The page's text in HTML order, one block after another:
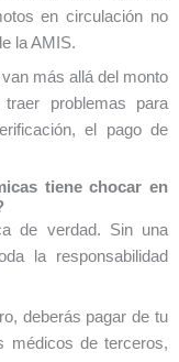
en circulación no
la AMIS.
más allá del monto
problemas para
el pago de
tiene chocar en
de verdad. Sin una
la responsabilidad
deberás pagar de tu
médicos de terceros,